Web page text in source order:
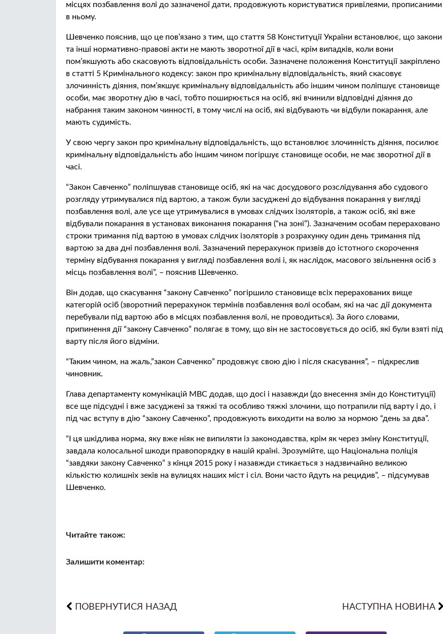
місцях позбавлення волі до зазначеної дати, продовжують користуватися привілеями, прописаними
в ньому.
Шевченко пояснив, що це пов’язано з тим, що стаття 58 Конституції України встановлює, що закони
та інші нормативно-правові акти не мають зворотної дії в часі, крім випадків, коли вони
пом’якшують або скасовують відповідальність особи. Зазначене положення Конституції закріплено
в статті 5 Кримінального кодексу: закон про кримінальну відповідальність, який скасовує
злочинність діяння, пом’якшує кримінальну відповідальність або іншим чином поліпшує становище
особи, має зворотну дію в часі, тобто поширюється на осіб, які вчинили відповідні діяння до
набрання таким законом чинності, в тому числі на осіб, які відбувають чи відбули покарання, але
мають судимість.
У свою чергу закон про кримінальну відповідальність, що встановлює злочинність діяння, посилює
кримінальну відповідальність або іншим чином погіршує становище особи, не має зворотної дії в
часі.
“Закон Савченко” поліпшував становище осіб, які на час досудового розслідування або судового
розгляду утримувалися під вартою, а також були засуджені до відбування покарання у вигляді
позбавлення волі, але усе ще утримувалися в умовах слідчих ізоляторів, а також осіб, які вже
відбували покарання в установах виконання покарання (“на зоні”). Зазначеним особам перераховано
строки тримання під вартою в умовах слідчих ізоляторів з розрахунку один день тримання під
вартою за два дні позбавлення волі. Зазначений перерахунок призвів до істотного скорочення
терміну відбування покарання у вигляді позбавлення волі і, як наслідок, масового звільнення осіб з
місць позбавлення волі”, – пояснив Шевченко.
Він додав, що скасування “закону Савченко” погіршило становище всіх перерахованих вище
категорій осіб (зворотний перерахунок термінів позбавлення волі особам, які на час дії документа
перебували під вартою або в місцях позбавлення волі, не проводиться). За його словами,
припинення дії “закону Савченко” полягає в тому, що він не застосовується до осіб, які були взяті під
варту після його відміни.
“Таким чином, на жаль,”закон Савченко” продовжує свою дію і після скасування”, – підкреслив
чиновник.
Глава департаменту комунікацій МВС додав, що досі і назавжди (до внесення змін до Конституції)
все ще підсудні і вже засуджені за тяжкі та особливо тяжкі злочини, що потрапили під варту і до, і
під час вступу в дію “закону Савченко”, продовжують виходити на волю за нормою “день за два”.
“І ця шкідлива норма, яку вже ніяк не випиляти із законодавства, крім як через зміну Конституції,
завдала колосальної шкоди правопорядку в нашій країні. Зрозумійте, що Національна поліція
“завдяки закону Савченко” з кінця 2015 року і назавжди стикається з надзвичайно великою
кількістю колишніх зеків на вулицях наших міст і сіл. Вони часто йдуть на рецидив”, – підсумував
Шевченко.
Читайте також:
Залишити коментар:
ПОВЕРНУТИСЯ НАЗАД НАСТУПНА НОВИНА